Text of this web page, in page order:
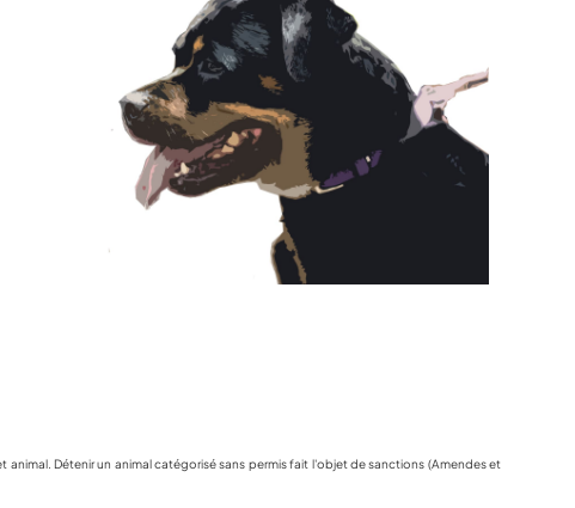
Détenir un animal catégorisé sans permis fait l'objet de sanctions (Amendes et